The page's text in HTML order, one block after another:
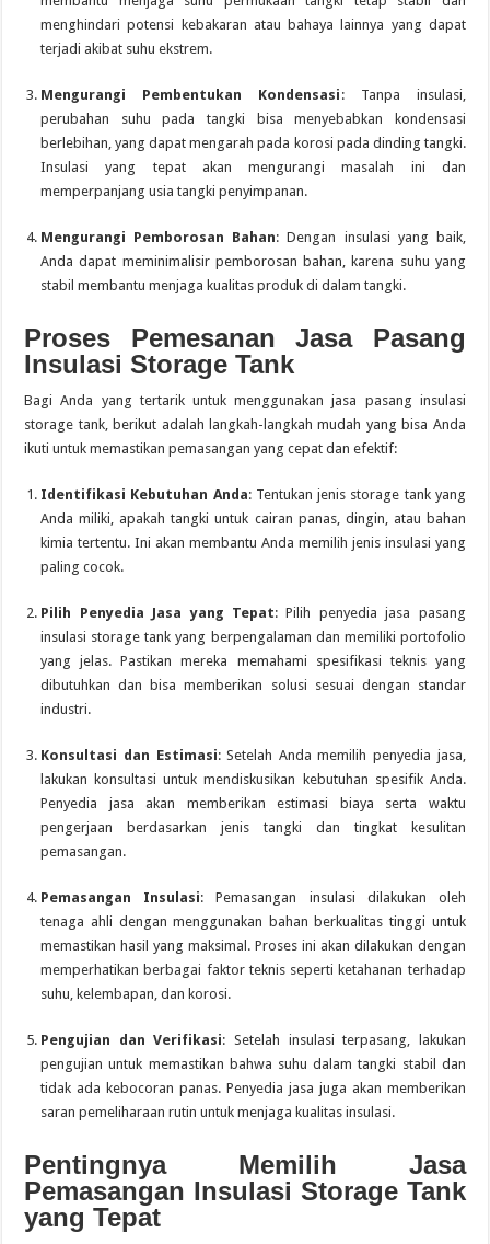
menghindari potensi kebakaran atau bahaya lainnya yang dapat
terjadi akibat suhu ekstrem.
Mengurangi Pembentukan Kondensasi : Tanpa insulasi,
perubahan suhu pada tangki bisa menyebabkan kondensasi
berlebihan, yang dapat mengarah pada korosi pada dinding tangki.
Insulasi yang tepat akan mengurangi masalah ini dan
memperpanjang usia tangki penyimpanan.
Mengurangi Pemborosan Bahan: Dengan insulasi yang baik,
Anda dapat meminimalisir pemborosan bahan, karena suhu yang
stabil membantu menjaga kualitas produk di dalam tangki.
Proses Pemesanan Jasa Pasang
Insulasi Storage Tank
Bagi Anda yang tertarik untuk menggunakan jasa pasang insulasi
storage tank, berikut adalah langkah-langkah mudah yang bisa Anda
ikuti untuk memastikan pemasangan yang cepat dan efektif:
Identifikasi Kebutuhan Anda: Tentukan jenis storage tank yang
Anda miliki, apakah tangki untuk cairan panas, dingin, atau bahan
kimia tertentu. Ini akan membantu Anda memilih jenis insulasi yang
paling cocok.
Pilih Penyedia Jasa yang Tepat: Pilih penyedia jasa pasang
insulasi storage tank yang berpengalaman dan memiliki portofolio
yang jelas. Pastikan mereka memahami spesifikasi teknis yang
dibutuhkan dan bisa memberikan solusi sesuai dengan standar
industri.
Konsultasi dan Estimasi: Setelah Anda memilih penyedia jasa,
lakukan konsultasi untuk mendiskusikan kebutuhan spesifik Anda.
Penyedia jasa akan memberikan estimasi biaya serta waktu
pengerjaan berdasarkan jenis tangki dan tingkat kesulitan
pemasangan.
Pemasangan Insulasi: Pemasangan insulasi dilakukan oleh
tenaga ahli dengan menggunakan bahan berkualitas tinggi untuk
memastikan hasil yang maksimal. Proses ini akan dilakukan dengan
memperhatikan berbagai faktor teknis seperti ketahanan terhadap
suhu, kelembapan, dan korosi.
Pengujian dan Verifikasi: Setelah insulasi terpasang, lakukan
pengujian untuk memastikan bahwa suhu dalam tangki stabil dan
tidak ada kebocoran panas. Penyedia jasa juga akan memberikan
saran pemeliharaan rutin untuk menjaga kualitas insulasi.
Pentingnya Memilih Jasa
Pemasangan Insulasi Storage Tank
yang Tepat